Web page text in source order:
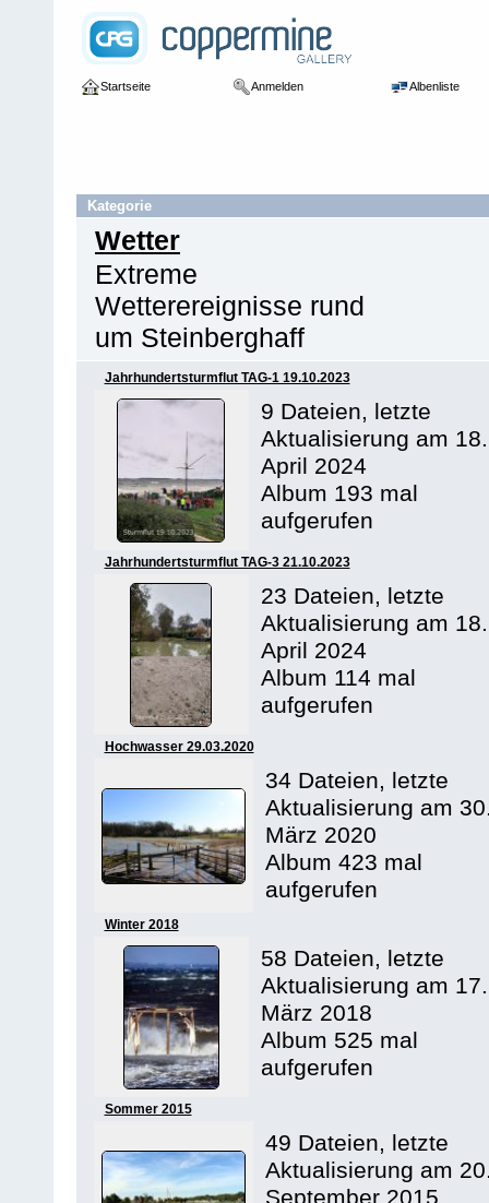
Startseite Anmelden Albenliste
Kategorie
Wetter
Extreme
Wetterereignisse rund
um Steinberghaff
Jahrhundertsturmflut TAG-1 19.10.2023
9 Dateien, letzte
Aktualisierung am 18.
April 2024
Album 193 mal
aufgerufen
Jahrhundertsturmflut TAG-3 21.10.2023
23 Dateien, letzte
Aktualisierung am 18.
April 2024
Album 114 mal
aufgerufen
Hochwasser 29.03.2020
34 Dateien, letzte
Aktualisierung am
März 2020
Album 423 mal
aufgerufen
Winter 2018
58 Dateien, letzte
Aktualisierung am 17.
März 2018
Album 525 mal
aufgerufen
Sommer 2015
49 Dateien, letzte
Aktualisierung am
September 2015